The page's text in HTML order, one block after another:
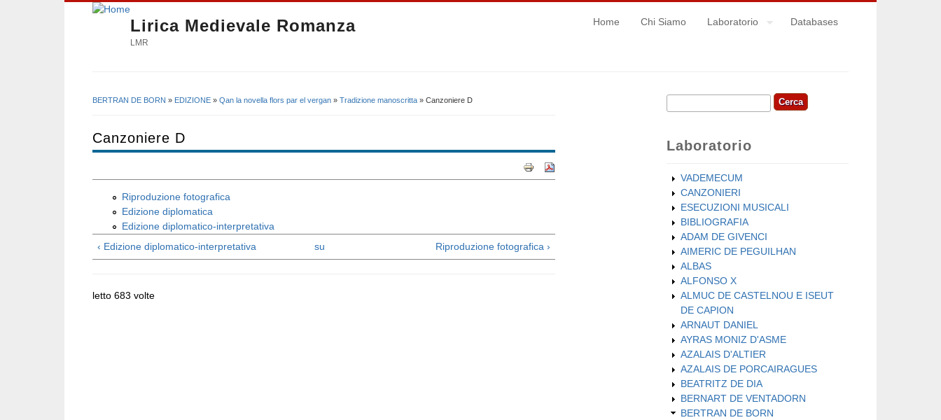
Lirica Medievale Romanza
LMR
Home Chi Siamo Laboratorio Databases
BERTRAN DE BORN » EDIZIONE » Qan la novella flors par el vergan » Tradizione manoscritta » Canzoniere D
Canzoniere D
Riproduzione fotografica
Edizione diplomatica
Edizione diplomatico-interpretativa
‹ Edizione diplomatico-interpretativa
su Riproduzione fotografica ›
letto 683 volte
Form di ricerca
Cerca
Laboratorio
VADEMECUM
CANZONIERI
ESECUZIONI MUSICALI
BIBLIOGRAFIA
ADAM DE GIVENCI
AIMERIC DE PEGUILHAN
ALBAS
ALFONSO X
ALMUC DE CASTELNOU E ISEUT
DE CAPION
ARNAUT DANIEL
AYRAS MONIZ D'ASME
AZALAIS D'ALTIER
AZALAIS DE PORCAIRAGUES
BEATRITZ DE DIA
BERNART DE VENTADORN
BERTRAN DE BORN